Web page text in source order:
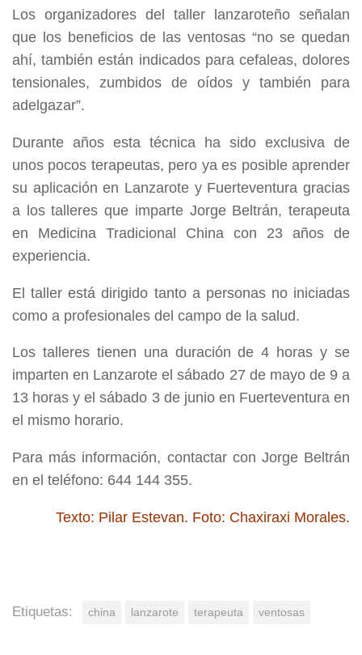
Los organizadores del taller lanzaroteño señalan
que los beneficios de las ventosas “no se quedan
ahí, también están indicados para cefaleas, dolores
tensionales, zumbidos de oídos y también para
adelgazar”.
Durante años esta técnica ha sido exclusiva de
unos pocos terapeutas, pero ya es posible aprender
su aplicación en Lanzarote y Fuerteventura gracias
a los talleres que imparte Jorge Beltrán, terapeuta
en Medicina Tradicional China con 23 años de
experiencia.
El taller está dirigido tanto a personas no iniciadas
como a profesionales del campo de la salud.
Los talleres tienen una duración de 4 horas y se
imparten en Lanzarote el sábado 27 de mayo de 9 a
13 horasy el sábado 3 de junio en Fuerteventura en
el mismo horario.
Para más información, contactar con Jorge Beltrán
en el teléfono: 644 144 355.
Texto: Pilar Estevan. Foto: Chaxiraxi Morales.
Etiquetas: china lanzarote terapeuta ventosas